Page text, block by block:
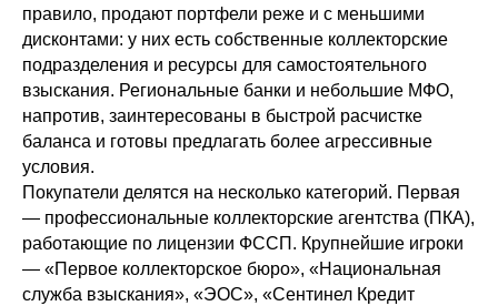
правило, продают портфели реже и с меньшими
дисконтами: у них есть собственные коллекторские
подразделения и ресурсы для самостоятельного
взыскания. Региональные банки и небольшие МФО,
напротив, заинтересованы в быстрой расчистке
баланса и готовы предлагать более агрессивные
условия.
Покупатели делятся на несколько категорий. Первая
— профессиональные коллекторские агентства (ПКА),
работающие по лицензии ФССП. Крупнейшие игроки
— «Первое коллекторское бюро», «Национальная
служба взыскания», «ЭОС», «Сентинел Кредит